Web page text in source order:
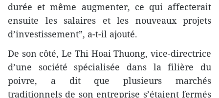
durée et même augmenter, ce qui affecterait
ensuite les salaires et les nouveaux projets
d’investissement”, a-t-il ajouté.
De son côté, Le Thi Hoai Thuong, vice-directrice
d’une société spécialisée dans la filière du
poivre, a dit que plusieurs marchés
traditionnels de son entreprise s’étaient fermés